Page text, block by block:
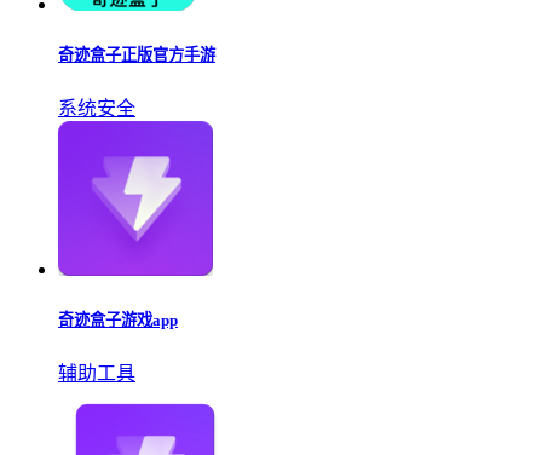
奇迹盒子正版官方手游
系统安全
奇迹盒子游戏app
辅助工具